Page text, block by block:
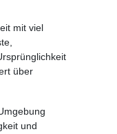
mit viel
über
und